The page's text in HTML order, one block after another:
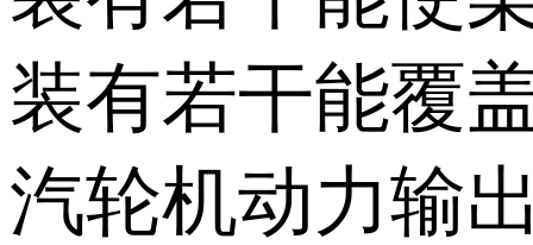
装有若干能覆
汽轮机动力输